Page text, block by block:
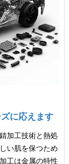
に応えます
加工技術と熱処
い肌を保つため
工は金属の特性